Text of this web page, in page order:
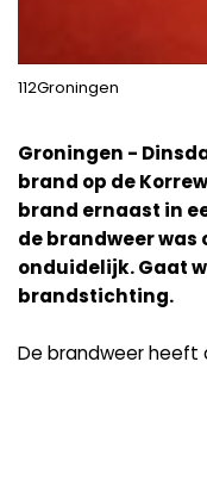
112Groningen
Groningen -
brand op de
brand ernaast in
de brandweer was
onduidelijk. Gaat
brandstichting.
De brandweer heeft